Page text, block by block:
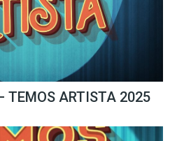
TEMOS ARTISTA 2025